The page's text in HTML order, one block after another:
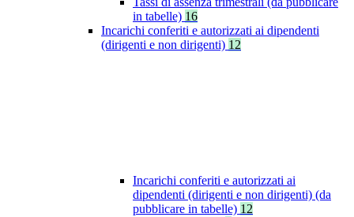
in tabelle) 16
Incarichi conferiti e autorizzati ai dipendenti
(dirigenti e non dirigenti) 12
Incarichi conferiti e autorizzati ai
dipendenti (dirigenti e non dirigenti) (da
pubblicare in tabelle) 12